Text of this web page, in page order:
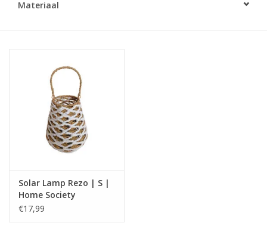
Huisparfums
Merken
Materiaal
Solar Lamp Rezo | S |
Home Society
€17,99